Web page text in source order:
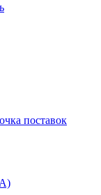
поставок